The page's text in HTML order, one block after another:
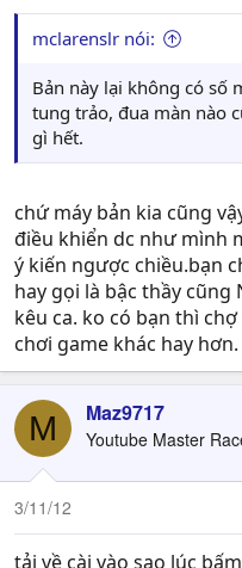
mclarenslr nói:
Bản này lại không có số
tung trảo, đua màn nào
gì hết.
chứ máy bản kia cũng
điều khiển dc như mình
ý kiến ngược chiều.bạn
hay gọi là bậc thầy cũng
kêu ca. ko có bạn thì
chơi game khác hay hơn.
M Maz9717
Youtube Master
3/11/12
tải về cài vào sao lúc